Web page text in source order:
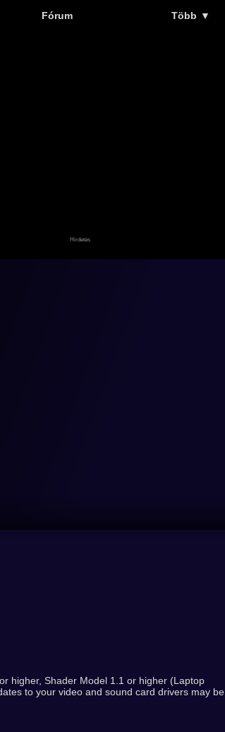
Fórum Több ▼
higher, Shader Model 1.1 or higher (Laptop
to your video and sound card drivers may be